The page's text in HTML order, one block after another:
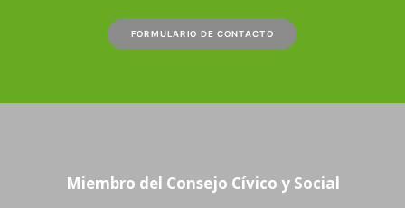
FORMULARIO DE CONTACTO
Miembro del Consejo Cívico y Social